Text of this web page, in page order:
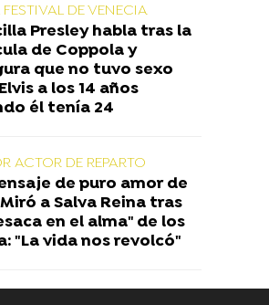
FESTIVAL DE VENECIA
Presley habla tras la
de Coppola y
que no tuvo sexo
a los 14 años
él tenía 24
ACTOR DE REPARTO
de puro amor de
a Salva Reina tras
en el alma" de los
"La vida nos revolcó"